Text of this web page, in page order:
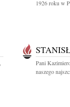
1926 roku w
Pani
naszego